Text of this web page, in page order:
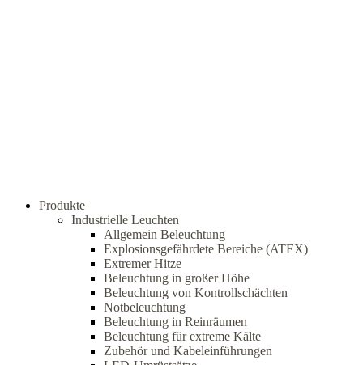
Produkte
Industrielle Leuchten
Allgemein Beleuchtung
Explosionsgefährdete Bereiche (ATEX)
Extremer Hitze
Beleuchtung in großer Höhe
Beleuchtung von Kontrollschächten
Notbeleuchtung
Beleuchtung in Reinräumen
Beleuchtung für extreme Kälte
Zubehör und Kabeleinführungen